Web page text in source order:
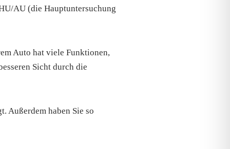
AU (die Hauptuntersuchung
Auto hat viele Funktionen,
Sicht durch die
Außerdem haben Sie so